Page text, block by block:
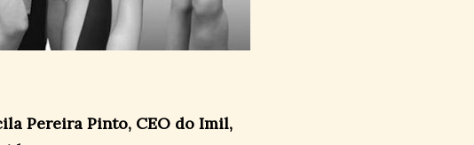
Pereira Pinto, CEO do Imil,